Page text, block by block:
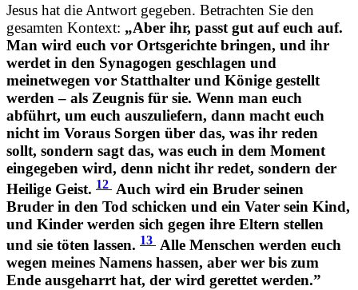
Jesus hat die Antwort gegeben. Betrachten Sie den
gesamten Kontext: „Aber ihr, passt gut auf euch auf.
Man wird euch vor Ortsgerichte bringen, und ihr
werdet in den Synagogen geschlagen und
meinetwegen vor Statthalter und Könige gestellt
werden – als Zeugnis für sie. Wenn man euch
abführt, um euch auszuliefern, dann macht euch
nicht im Voraus Sorgen über das, was ihr reden
sollt, sondern sagt das, was euch in dem Moment
eingegeben wird, denn nicht ihr redet, sondern der
Heilige Geist. 12 Auch wird ein Bruder seinen
Bruder in den Tod schicken und ein Vater sein Kind,
und Kinder werden sich gegen ihre Eltern stellen
und sie töten lassen. 13 Alle Menschen werden euch
wegen meines Namens hassen, aber wer bis zum
Ende ausgeharrt hat, der wird gerettet werden.”